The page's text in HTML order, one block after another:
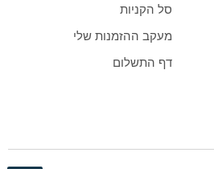
סל הקניות
מעקב ההזמנות שלי
דף התשלום